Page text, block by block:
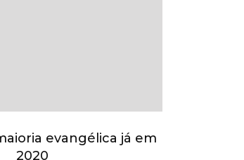
evangélica já em
2020